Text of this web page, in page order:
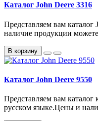
Каталог John Deere 3316
Представляем вам
наличие продукции
В корзину
Каталог John Deere 9550
Представляем вам каталог
русском языке.Цены и